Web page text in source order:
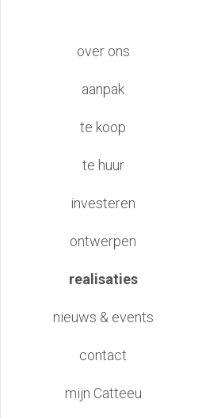
navigation
over ons
aanpak
te koop
te huur
investeren
ontwerpen
realisaties
nieuws & events
contact
mijn Catteeu